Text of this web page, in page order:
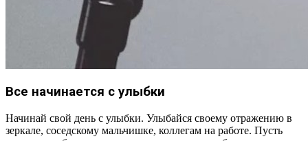
Все начинается с улыбки
Начинай свой день с улыбки. Улыбайся своему отражению в
зеркале, соседскому мальчишке, коллегам на работе. Пусть